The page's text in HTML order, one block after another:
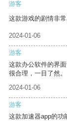
游客
这款游戏的剧情非
2024-01-06
游客
这款办公软件的界
很合理，一目了然。
2024-01-06
游客
这款加速器app的功